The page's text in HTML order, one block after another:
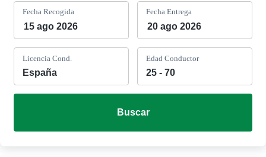
Licencia Cond. Edad Conductor
Fecha Recogida Fecha Entrega
Buscar